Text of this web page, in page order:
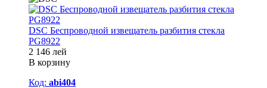
DSC Беспроводной извещатель разбития стекла
PG8922
2 146 лей
В корзину
Код: abi404